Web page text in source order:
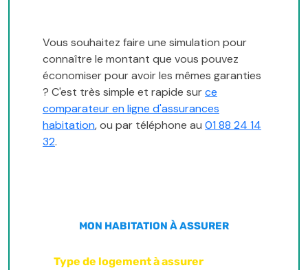
Vous souhaitez faire une simulation pour
connaître le montant que vous pouvez
économiser pour avoir les mêmes garanties
? C'est très simple et rapide surce
comparateur en ligne d'assurances
habitation, ou par téléphone au 01 88 24 14
32.